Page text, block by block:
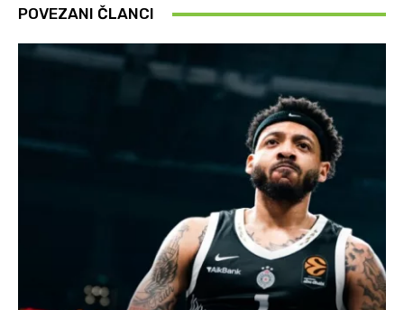
POVEZANI ČLANCI